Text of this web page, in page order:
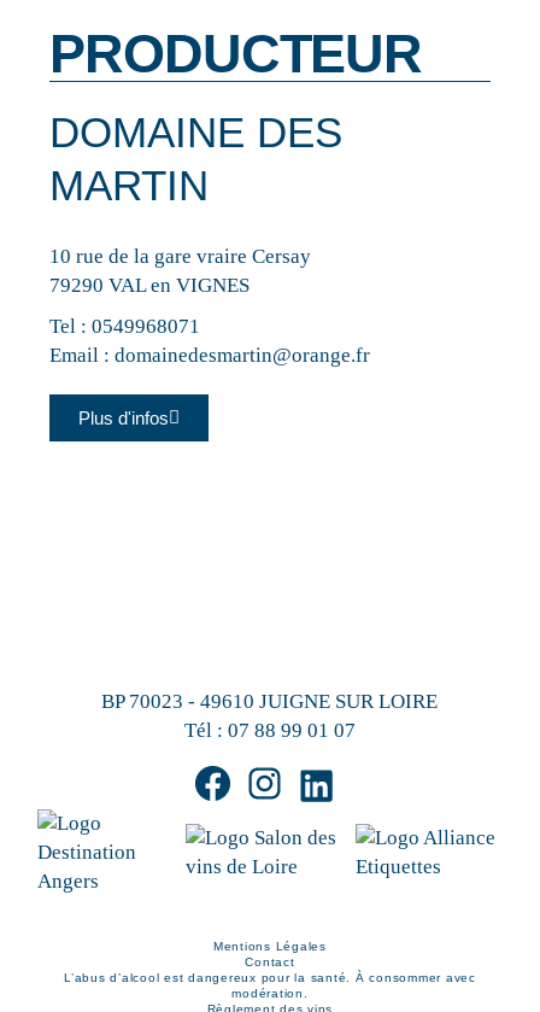
PRODUCTEUR
DOMAINE DES
MARTIN
10 rue de la gare vraire Cersay
79290 VAL en VIGNES
Tel :0549968071
Email :domainedesmartin@orange.fr
Plus d'infos
BP 70023 - 49610 JUIGNE SUR LOIRE
Tél : 07 88 99 01 07
Mentions Légales
Contact
L’abus d’alcool est dangereux pour la santé. À consommer avec
modération.
Règlement des vins